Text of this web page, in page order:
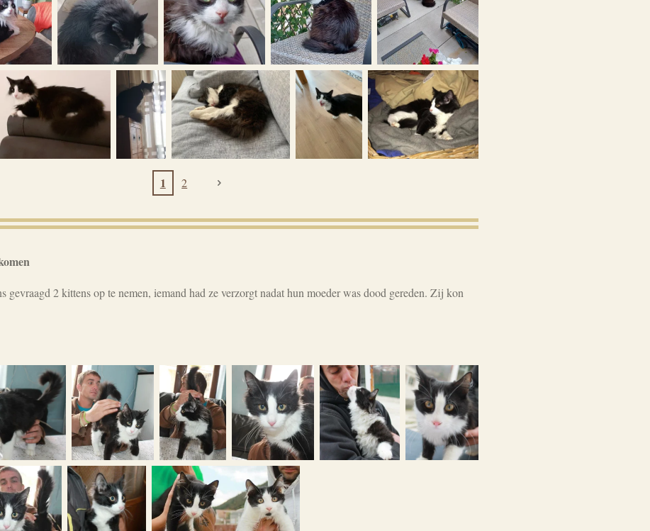
1 2
gevraagd 2 kittens op te nemen, iemand had ze verzorgt nadat hun moeder was dood gereden. Zij kon